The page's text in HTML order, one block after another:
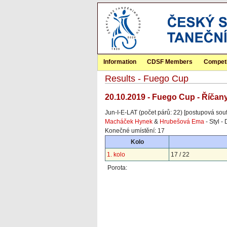
Information CDSF Members
Results - Fuego Cup
20.10.2019 - Fuego Cup -
Jun-I-E-LAT (počet párů: 22) [postupová
Macháček Hynek & Hrubešová Ema - Styl -
Konečné umístění: 17
Kolo
1. kolo
17 / 22
Porota: